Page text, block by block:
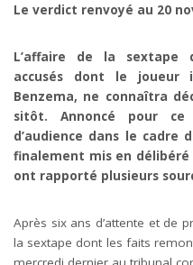
Le verdict renvoyé au 20
L’affaire de la sextape
accusés dont le joueur
Benzema, ne connaîtra
sitôt. Annoncé pour
d’audience dans le cadre
finalement mis en délibéré
ont rapporté plusieurs
Après six ans d’attente et de
la sextape dont les faits